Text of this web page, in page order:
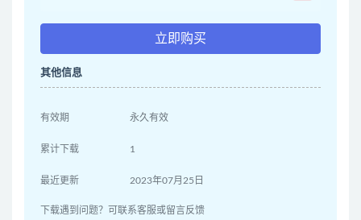
立即购买
其他信息
有效期 永久有效
累计下载 1
最近更新 2023年07月25日
下载遇到问题？可联系客服或留言反馈